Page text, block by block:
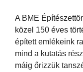
A BME
közel 150 éves
épített emlékeink
mind a kutatás
máig őrizzük